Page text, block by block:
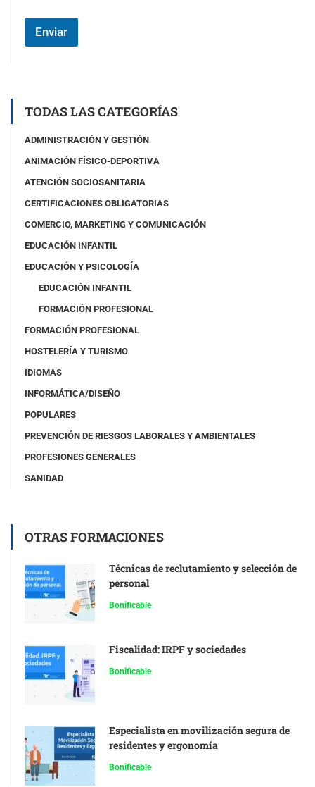
3
p
i
)
Enviar
TODAS LAS CATEGORÍAS
ADMINISTRACIÓN Y GESTIÓN
ANIMACIÓN FÍSICO-DEPORTIVA
ATENCIÓN SOCIOSANITARIA
CERTIFICACIONES OBLIGATORIAS
COMERCIO, MARKETING Y COMUNICACIÓN
EDUCACIÓN INFANTIL
EDUCACIÓN Y PSICOLOGÍA
EDUCACIÓN INFANTIL
FORMACIÓN PROFESIONAL
FORMACIÓN PROFESIONAL
HOSTELERÍA Y TURISMO
IDIOMAS
INFORMÁTICA/DISEÑO
POPULARES
PREVENCIÓN DE RIESGOS LABORALES Y AMBIENTALES
PROFESIONES GENERALES
SANIDAD
OTRAS FORMACIONES
Técnicas de reclutamiento y selección de
personal
Bonificable
Fiscalidad: IRPF y sociedades
Bonificable
Especialista en movilización segura de
residentes y ergonomía
Bonificable